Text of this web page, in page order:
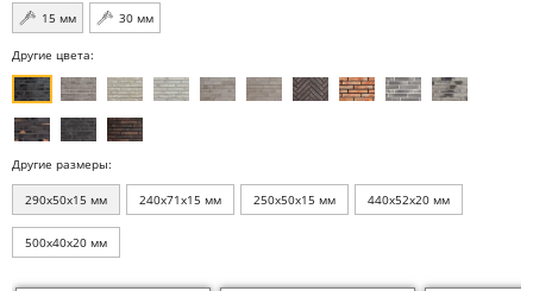
15 мм
30 мм
Другие цвета:
Другие размеры:
290x50x15 мм 240x71x15 мм 250x50x15 мм 440x52x20 мм
500x40x20 мм